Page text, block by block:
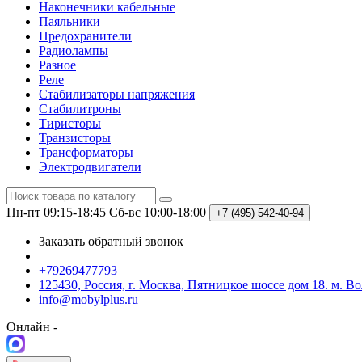
Наконечники кабельные
Паяльники
Предохранители
Радиолампы
Разное
Реле
Стабилизаторы напряжения
Стабилитроны
Тиристоры
Транзисторы
Трансформаторы
Электродвигатели
Пн-пт 09:15-18:45 Сб-вс 10:00-18:00 +7 (495) 542-40-94
Заказать обратный звонок
+79269477793
125430, Россия, г. Москва, Пятницкое шоссе дом 18. м.
info@mobylplus.ru
Онлайн -